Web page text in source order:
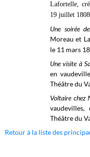
Lafortelle,
19 juillet
Une soirée
Moreau et
le 11 mars
Une visite à
en
Théâtre du
Voltaire chez
Théâtre du
Retour à la liste des